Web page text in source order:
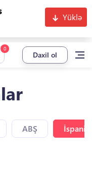
Yüklə
Daxil ol
ABŞ